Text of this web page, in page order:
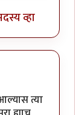
व्हा
त्या